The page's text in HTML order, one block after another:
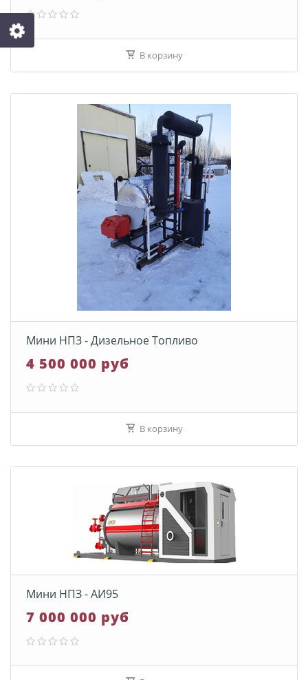
В корзину
Мини НПЗ - Дизельное Топливо
4 500 000 руб
В корзину
Мини НПЗ - АИ95
7 000 000 руб